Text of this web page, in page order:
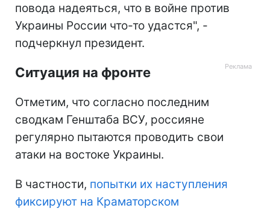
повода надеяться, что в войне против
Украины России что-то удастся", -
подчеркнул президент.
Ситуация на фронте
Отметим, что согласно последним
сводкам Генштаба ВСУ, россияне
регулярно пытаются проводить свои
атаки на востоке Украины.
В частности, попытки их наступления
фиксируют на Краматорском